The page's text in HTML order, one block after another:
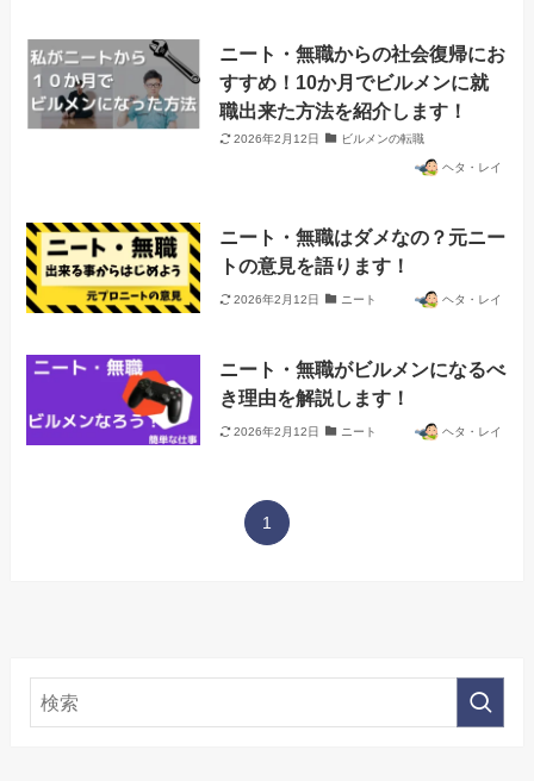
ニート・無職からの社会復帰にお
すすめ！10か月でビルメンに就
職出来た方法を紹介します！
2026年2月12日 ビルメンの転職
ヘタ・レイ
ニート・無職はダメなの？元ニー
トの意見を語ります！
2026年2月12日 ニート ヘタ・レイ
ニート・無職がビルメンになるべ
き理由を解説します！
2026年2月12日 ニート ヘタ・レイ
1